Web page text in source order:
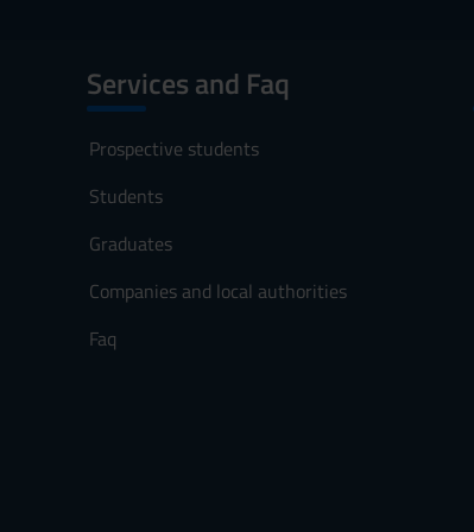
Services and Faq
Prospective students
Students
Graduates
Companies and local authorities
Faq